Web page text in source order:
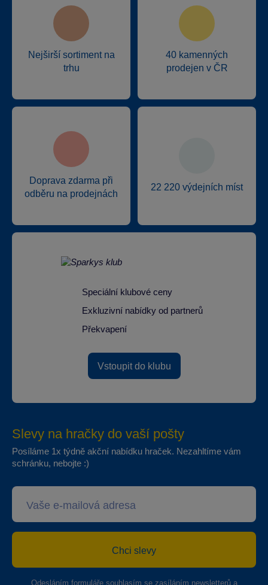
Nejširší sortiment na
trhu
40 kamenných
prodejen v ČR
Doprava zdarma při
odběru na prodejnách
22 220 výdejních míst
Speciální klubové ceny
Exkluzivní nabídky od partnerů
Překvapení
Vstoupit do klubu
Slevy na hračky do vaší pošty
Posíláme 1x týdně akční nabídku hraček. Nezahltíme vám
schránku, nebojte :)
Chci slevy
Odesláním formuláře souhlasím se zasíláním newsletterů a